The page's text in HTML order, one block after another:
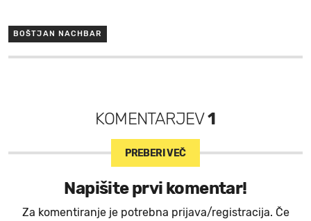
BOŠTJAN NACHBAR
KOMENTARJEV1
PREBERI VEČ
Napišite prvi komentar!
Za komentiranje je potrebna prijava/registracija. Če